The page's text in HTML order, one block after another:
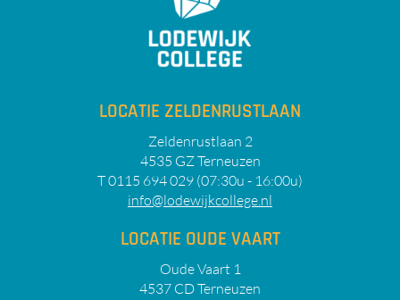
LOCATIE ZELDENRUSTLAAN
Zeldenrustlaan 2
4535 GZ Terneuzen
T 0115 694 029 (07:30u - 16:00u)
info@lodewijkcollege.nl
LOCATIE OUDE VAART
Oude Vaart 1
4537 CD Terneuzen